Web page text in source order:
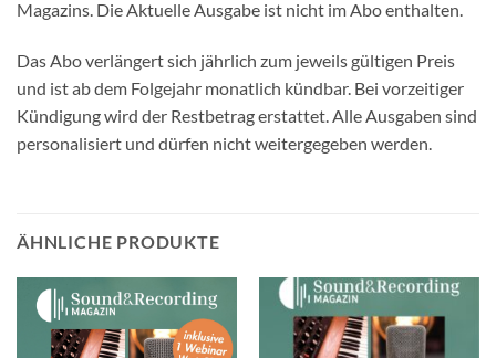
Magazins. Die Aktuelle Ausgabe ist nicht im Abo enthalten.
Das Abo verlängert sich jährlich zum jeweils gültigen Preis
und ist ab dem Folgejahr monatlich kündbar. Bei vorzeitiger
Kündigung wird der Restbetrag erstattet. Alle Ausgaben sind
personalisiert und dürfen nicht weitergegeben werden.
ÄHNLICHE PRODUKTE